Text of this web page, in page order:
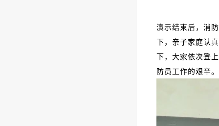
演示结束后，消
下，亲子家庭认
下，大家依次登
防员工作的艰辛。